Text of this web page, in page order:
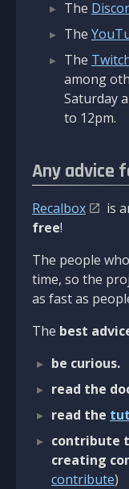
The
The
The
among
Saturday
to 12pm.
Any advice
Recalbox is
free!
The people
time, so the
as fast as
The best
be curious.
read the
read the
contribute
creating
contribute)